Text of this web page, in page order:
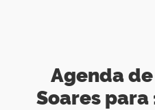
Agenda
Soares